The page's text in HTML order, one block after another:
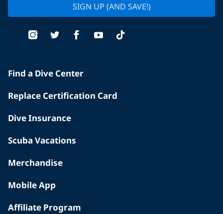
SIGN UP (AND SAVE!)
Find a Dive Center
Replace Certification Card
Dive Insurance
Scuba Vacations
Merchandise
Mobile App
Affiliate Program